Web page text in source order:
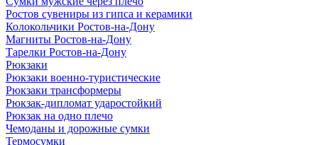
Ростов сувениры из гипса и керамики
Колокольчики Ростов-на-Дону
Магниты Ростов-на-Дону
Тарелки Ростов-на-Дону
Рюкзаки
Рюкзаки военно-туристические
Рюкзаки трансформеры
Рюкзак-дипломат ударостойкий
Рюкзак на одно плечо
Чемоданы и дорожные сумки
Термосумки